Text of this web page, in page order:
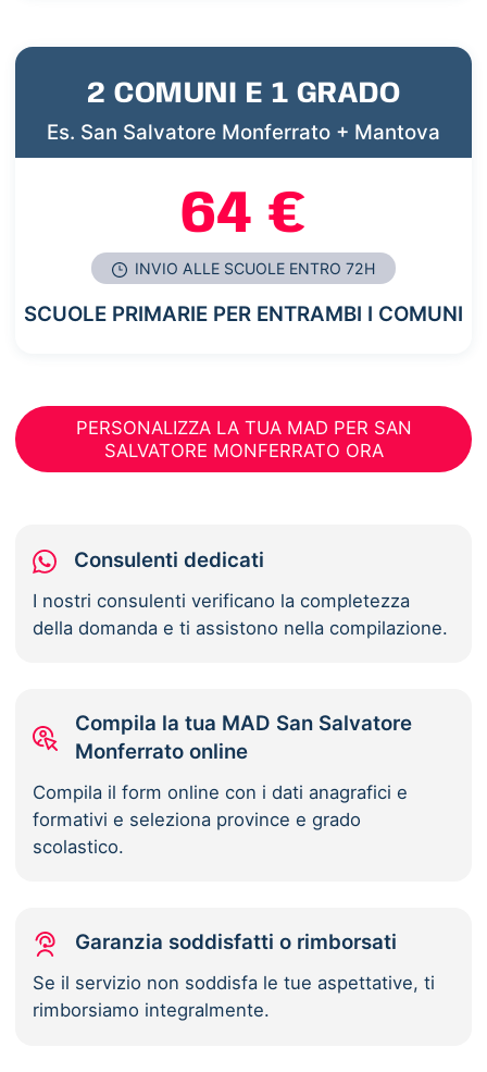
2 COMUNI E 1 GRADO
Es. San Salvatore Monferrato + Mantova
64 €
INVIO ALLE SCUOLE ENTRO 72H
SCUOLE PRIMARIE PER ENTRAMBI I COMUNI
PERSONALIZZA LA TUA MAD PER SAN
SALVATORE MONFERRATO ORA
Consulenti dedicati
I nostri consulenti verificano la completezza
della domanda e ti assistono nella compilazione.
Compila la tua MAD San Salvatore
Monferrato online
Compila il form online con i dati anagrafici e
formativi e seleziona province e grado
scolastico.
Garanzia soddisfatti o rimborsati
Se il servizio non soddisfa le tue aspettative, ti
rimborsiamo integralmente.